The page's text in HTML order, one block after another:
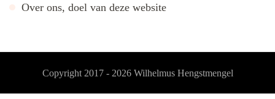
Over ons, doel van deze website
Copyright 2017 - 2026 Wilhelmus Hengstmengel